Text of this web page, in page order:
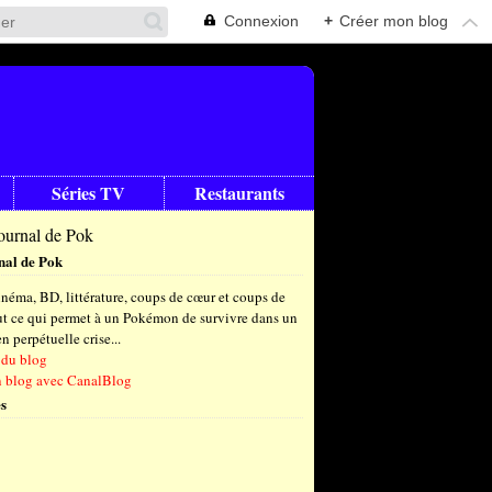
Connexion + Créer mon blog
Séries TV Restaurants
de Pok
BD, littérature, coups de cœur et coups de
ce qui permet à un Pokémon de survivre dans un
perpétuelle crise...
blog
blog avec CanalBlog